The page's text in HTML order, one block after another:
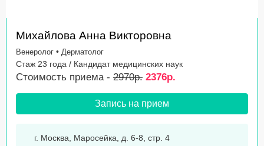
Михайлова Анна Викторовна
Венеролог • Дерматолог
Стаж 23 года / Кандидат медицинских наук
Стоимость приема - 2970р. 2376р.
Запись на прием
г. Москва, Маросейка, д. 6-8, стр. 4